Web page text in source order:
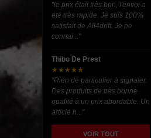
"le prix était très bon, l'envoi a
été très rapide. Je suis 100%
satisfait de All4drift. Je ne
connai..."
Thibo De Prest
★★★★★
"Rien de particulier à signaler.
Des produits de très bonne
qualité à un prix abordable. Un
article n..."
VOIR TOUT